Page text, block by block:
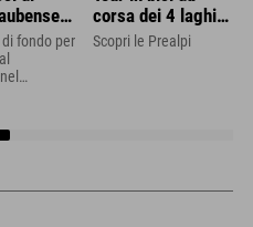
fondo per
corsa dei 4 laghi
nella regione dello
Scopri le Prealpi